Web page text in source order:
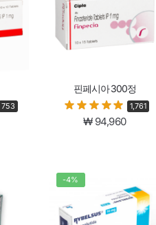
753
핀페시아 300정
1,761
₩94,960
-4%